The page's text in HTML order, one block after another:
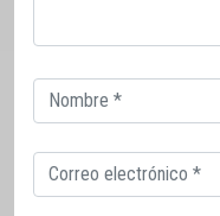
Correo
electrónico
Correo
electrónico